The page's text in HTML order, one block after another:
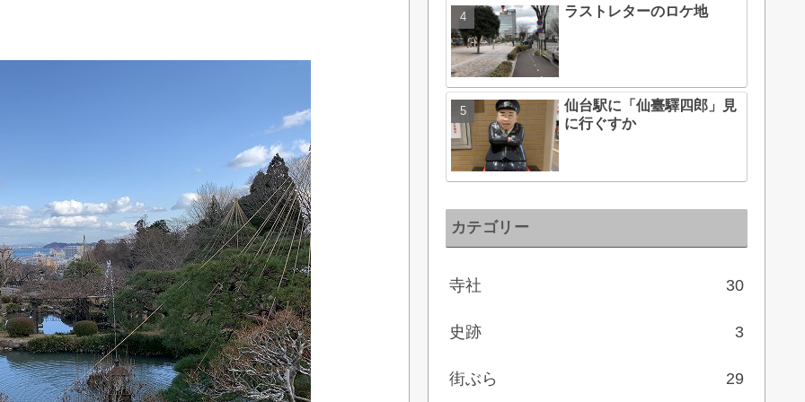
ラストレターのロケ地
仙台駅に「仙臺驛四郎」見
に行ぐすか
カテゴリー
寺社 30
史跡 3
街ぶら 29